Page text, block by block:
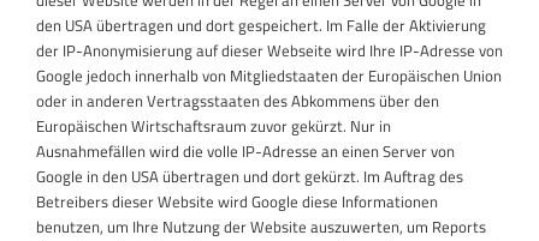
den USA übertragen und dort gespeichert. Im Falle der Aktivierung
der IP-Anonymisierung auf dieser Webseite wird Ihre IP-Adresse von
Google jedoch innerhalb von Mitgliedstaaten der Europäischen Union
oder in anderen Vertragsstaaten des Abkommens über den
Europäischen Wirtschaftsraum zuvor gekürzt. Nur in
Ausnahmefällen wird die volle IP-Adresse an einen Server von
Google in den USA übertragen und dort gekürzt. Im Auftrag des
Betreibers dieser Website wird Google diese Informationen
benutzen, um Ihre Nutzung der Website auszuwerten, um Reports